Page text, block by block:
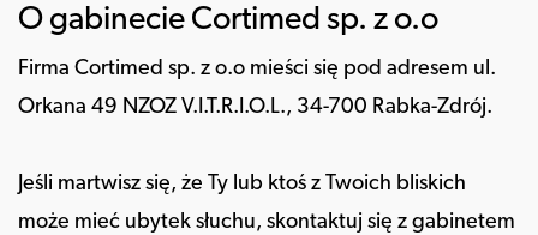
O gabinecie Cortimed sp. z o.o
Firma Cortimed sp. z o.o mieści się pod adresem ul.
Orkana 49 NZOZ V.I.T.R.I.O.L., 34-700 Rabka-Zdrój.
Jeśli martwisz się, że Ty lub ktoś z Twoich bliskich
może mieć ubytek słuchu, skontaktuj się z gabinetem